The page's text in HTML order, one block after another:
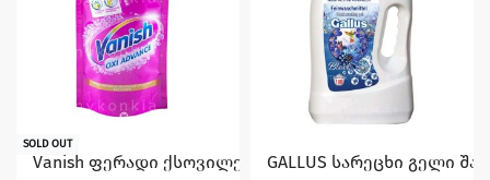
SOLD OUT
Vanish ფერადი ქსოვილებიდან ლაქის ამოსაყვანი
GALLUS სარეცხი გელი